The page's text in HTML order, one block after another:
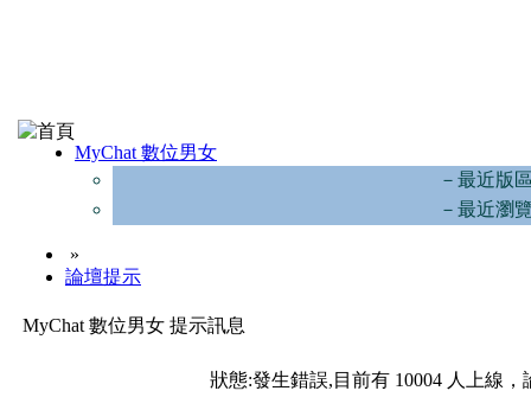
MyChat 數位男女
－最近版
－最近瀏
»
論壇提示
MyChat 數位男女 提示訊息
狀態:發生錯誤,目前有 10004 人上線